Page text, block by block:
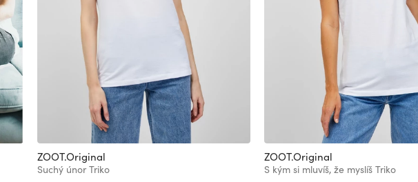
ZOOT.Original
Suchý únor Triko
ZOOT.Original
S kým si mluvíš, že myslíš Triko